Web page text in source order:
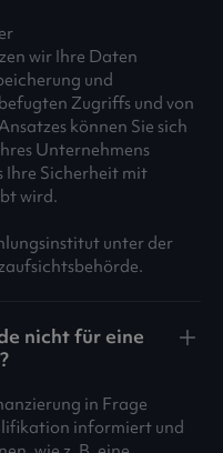
wir Ihre Daten
und
Zugriffs und von
können Sie sich
Unternehmens
Ihre Sicherheit mit
wird.
unter der
nicht für eine
in Frage
informiert und